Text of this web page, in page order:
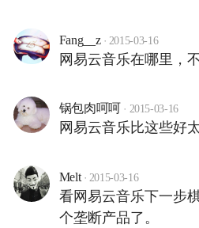
Fang__z · 2015-03-16
网易云音乐在哪里，
锅包肉呵呵 · 2015-03-16
网易云音乐比这些好太
Melt · 2015-03-16
看网易云音乐下一步
个垄断产品了。